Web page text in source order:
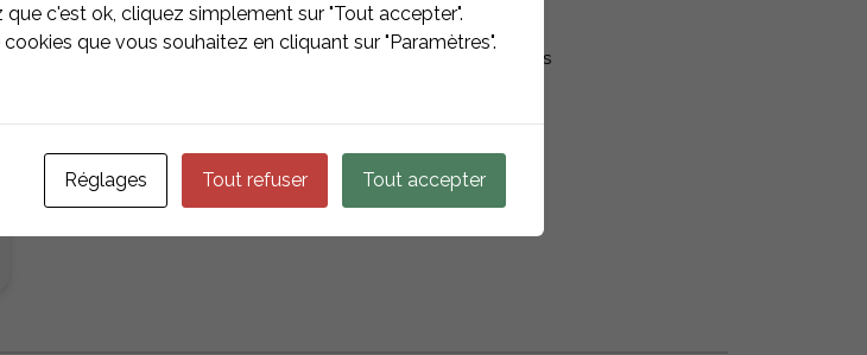
Matériau Acier inoxydable
toitures inclinées, toitures terrasses
c'est ok, cliquez simplement sur "Tout accepter".
que vous souhaitez en cliquant sur "Paramètres".
Réglages Tout refuser Tout accepter